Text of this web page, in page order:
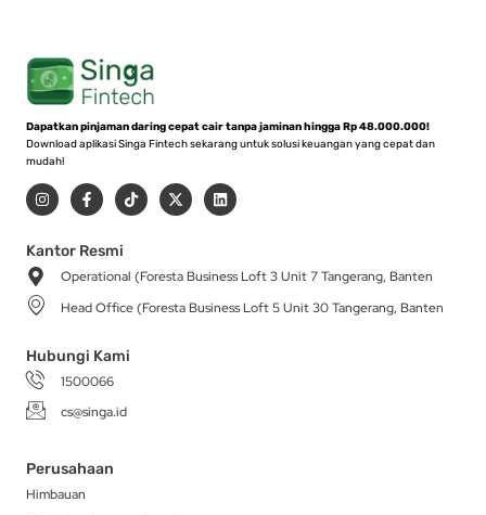
Dapatkan pinjaman daring cepat cair tanpa jaminan hingga Rp 48.000.000!
Download aplikasi Singa Fintech sekarang untuk solusi keuangan yang cepat dan
mudah!
I
n
s
a
g
r
a
m
F
a
c
b
o
-
T
i
k
X
-
t
t
r
L
i
n
i
Kantor Resmi
Operational (Foresta Business Loft 3 Unit 7 Tangerang, Banten
Head Office (Foresta Business Loft 5 Unit 30 Tangerang, Banten
Hubungi Kami
1500066
cs@singa.id
Perusahaan
Himbauan